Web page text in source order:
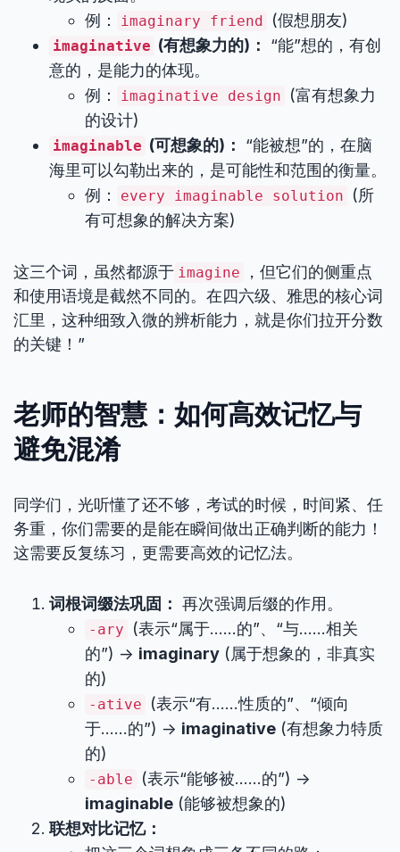
例：
imaginary friend (假想朋友)
imaginative (有想象力的)：
“能”想的，有创
意的，是能力的体现。
例：
imaginative design
(富有想象力
的设计)
imaginable (可想象的)：
“能被想”的，在脑
海里可以勾勒出来的，是可能性和范围的衡量。
例：
every imaginable solution
(所
有可想象的解决方案)
这三个词，虽然都源于 imagine
，但它们的侧重点
和使用语境是截然不同的。在四六级、雅思的核心词
汇里，这种细致入微的辨析能力，就是你们拉开分数
的关键！”
老师的智慧：如何高效记忆与
避免混淆
同学们，光听懂了还不够，考试的时候，时间紧、任
务重，你们需要的是能在瞬间做出正确判断的能力！
这需要反复练习，更需要高效的记忆法。
词根词缀法巩固： 再次强调后缀的作用。
-ary
(表示“属于……的”、“与……相关
的”) -> imaginary (属于想象的，非真实
的)
-ative
(表示“有……性质的”、“倾向
于……的”) -> imaginative (有想象力特质
的)
-able
(表示“能够被……的”) ->
imaginable (能够被想象的)
联想对比记忆：